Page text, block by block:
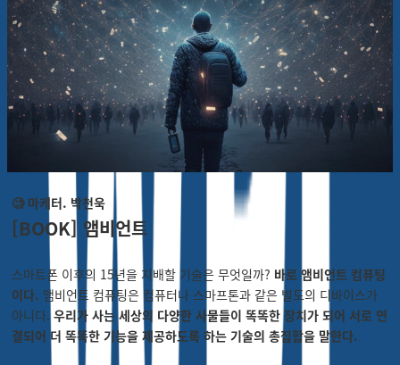
🧐 마케터. 박천욱
[BOOK] 앰비언트
스마트폰 이후의 15년을 지배할 기술은 무엇일까? 바로 앰비언트 컴퓨팅
이다. 앰비언트 컴퓨팅은 컴퓨터나 스마프톤과 같은 별도의 디바이스가
아니다. 우리가 사는 세상의 다양한 사물들이 똑똑한 장치가 되어 서로 연
결되어 더 똑똑한 기능을 제공하도록 하는 기술의 총집합을 말한다.